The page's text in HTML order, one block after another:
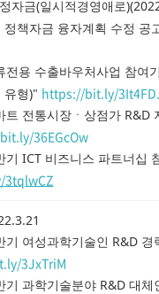
자금(일시적경영애로
책자금 융자계획 수정 공
용 수출바우처사업 참여
유형)" https://bit.ly/
전통시장ㆍ상점가 R&D
36EGcOw
ICT 비즈니스 파트너십
여성과학기술인 R&D 경
3JxTriM
과학기술분야 R&D 대체